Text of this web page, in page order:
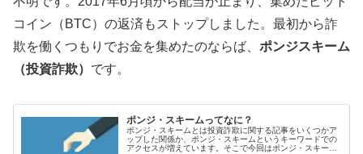
コイン（BTC）の返済もストップしました。最初から詐
欺を働くつもりでお金を集めたのならば、 ポンジスキーム
（投資詐欺） です。
ポンジ・スキームってなに？
ポンジ・スキームとは投資詐欺に関する記事をいくつかア
ップした関係か、ポンジ・スキームというキーワードでの
アクセスが増えています。そこで今回はポンジ・スキーム